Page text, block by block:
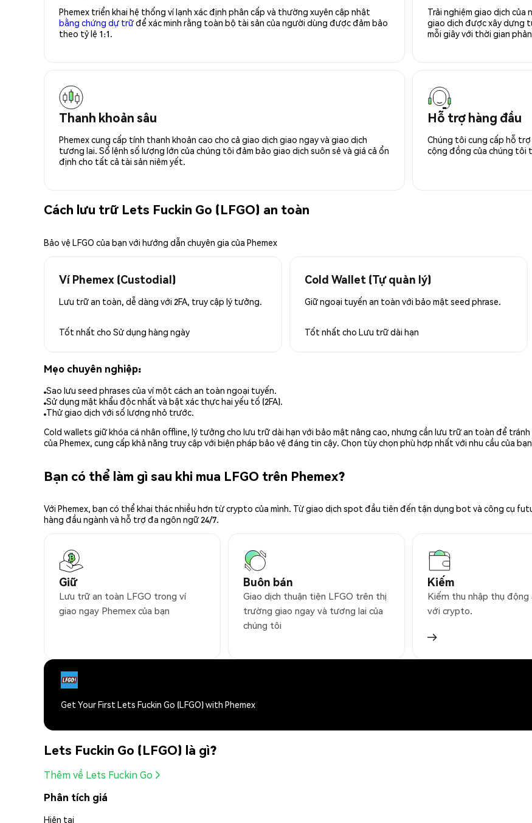
Phemex triển khai hệ thống ví lạnh xác định phân cấp và thường xuyên cập nhật
bằng chứng dự trữđể xác minh rằng toàn bộ tài sản của người dùng được đảm bảo
theo tỷ lệ 1:1.
Trải nghiệm giao dịch
giao dịch được xây dựng
mỗi giây với thời gian
Thanh khoản sâu
Phemex cung cấp tính thanh khoản cao cho cả giao dịch giao ngay và giao dịch
tương lai. Sổ lệnh số lượng lớn của chúng tôi đảm bảo giao dịch suôn sẻ và giá cả ổn
định cho tất cả tài sản niêm yết.
Hỗ trợ hàng đầu
Chúng tôi cung cấp hỗ
cộng đồng của chúng tôi
Cách lưu trữ Lets Fuckin Go (LFGO) an toàn
Bảo vệ LFGO của bạn với hướng dẫn chuyên gia của Phemex
Ví Phemex (Custodial)
Lưu trữ an toàn, dễ dàng với 2FA, truy cập lý tưởng.
Tốt nhất cho Sử dụng hàng ngày
Cold Wallet (Tự quản lý)
Giữ ngoại tuyến an toàn với bảo mật seed phrase.
Tốt nhất cho Lưu trữ dài hạn
Mẹo chuyên nghiệp:
Sao lưu seed phrases của ví một cách an toàn ngoại tuyến.
Sử dụng mật khẩu độc nhất và bật xác thực hai yếu tố (2FA).
Thử giao dịch với số lượng nhỏ trước.
Cold wallets giữ khóa cá nhân offline, lý tưởng cho lưu trữ dài hạn với bảo mật nâng cao, nhưng cần lưu trữ an toàn để
của Phemex, cung cấp khả năng truy cập với biện pháp bảo vệ đáng tin cậy. Chọn tùy chọn phù hợp nhất với nhu cầu của
Bạn có thể làm gì sau khi mua LFGO trên Phemex?
Với Phemex, bạn có thể khai thác nhiều hơn từ crypto của mình. Từ giao dịch spot đầu tiên đến tận dụng bot và công cụ
hàng đầu ngành và hỗ trợ đa ngôn ngữ 24/7.
Giữ
Lưu trữ an toàn LFGO trong ví
giao ngay Phemex của bạn
Buôn bán
Giao dịch thuận tiện LFGO trên thị
trường giao ngay và tương lai của
chúng tôi
Kiếm
Kiếm thu nhập thụ động
với crypto.
Get Your First Lets Fuckin Go (LFGO) with Phemex
Lets Fuckin Go (LFGO) là gì?
Thêm về Lets Fuckin Go
Phân tích giá
Hiện tại